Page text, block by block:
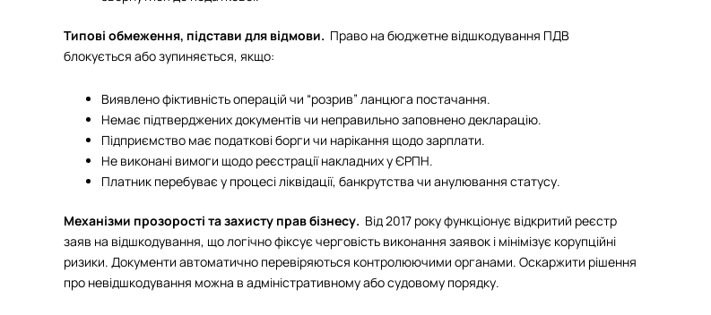
Типові обмеження, підстави для відмови. Право на бюджетне відшкодування ПДВ
блокується або зупиняється, якщо:
Виявлено фіктивність операцій чи “розрив” ланцюга постачання.
Немає підтверджених документів чи неправильно заповнено декларацію.
Підприємство має податкові борги чи нарікання щодо зарплати.
Не виконані вимоги щодо реєстрації накладних у ЄРПН.
Платник перебуває у процесі ліквідації, банкрутства чи анулювання статусу.
Механізми прозорості та захисту прав бізнесу. Від 2017 року функціонує відкритий реєстр
заяв на відшкодування, що логічно фіксує черговість виконання заявок і мінімізує корупційні
ризики. Документи автоматично перевіряються контролюючими органами. Оскаржити рішення
про невідшкодування можна в адміністративному або судовому порядку.